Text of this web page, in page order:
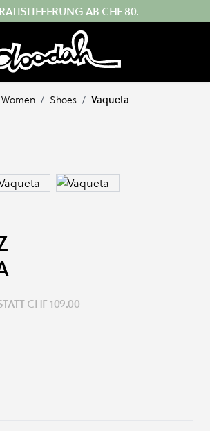
AB CHF 80.-
Women / Shoes / Vaqueta
CHF 109.00